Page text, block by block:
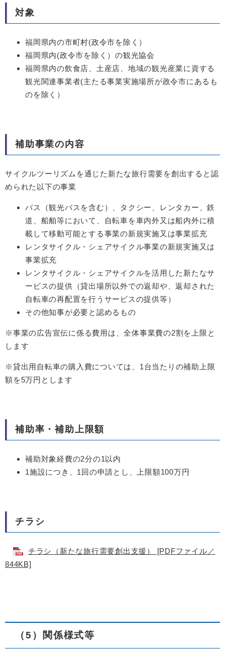
対象
福岡県内の市町村(政令市を除く）
福岡県内(政令市を除く）の観光協会
福岡県内の飲食店、土産店、地域の観光産業に資する
観光関連事業者(主たる事業実施場所が政令市にあるも
のを除く）
補助事業の内容
サイクルツーリズムを通じた新たな旅行需要を創出すると認
められた以下の事業
バス（観光バスを含む）、タクシー、レンタカー、鉄
道、船舶等において、自転車を車内外又は船内外に積
載して移動可能とする事業の新規実施又は事業拡充
レンタサイクル・シェアサイクル事業の新規実施又は
事業拡充
レンタサイクル・シェアサイクルを活用した新たなサ
ービスの提供（貸出場所以外での返却や、返却された
自転車の再配置を行うサービスの提供等）
その他知事が必要と認めるもの
※事業の広告宣伝に係る費用は、全体事業費の2割を上限と
します
※貸出用自転車の購入費については、1台当たりの補助上限
額を5万円とします
補助率・補助上限額
補助対象経費の2分の1以内
1施設につき、1回の申請とし、上限額100万円
チラシ
チラシ（新たな旅行需要創出支援） [PDFファイル／
844KB]
（5）関係様式等